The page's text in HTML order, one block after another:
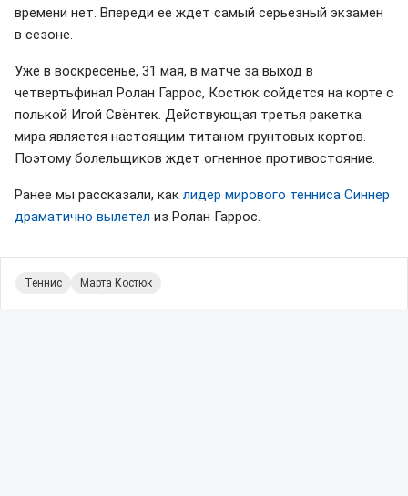
времени нет. Впереди ее ждет самый серьезный экзамен
в сезоне.
Уже в воскресенье, 31 мая, в матче за выход в
четвертьфинал Ролан Гаррос, Костюк сойдется на корте с
полькой Игой Свёнтек. Действующая третья ракетка
мира является настоящим титаном грунтовых кортов.
Поэтому болельщиков ждет огненное противостояние.
Ранее мы рассказали, как лидер мирового тенниса Синнер
драматично вылетел из Ролан Гаррос.
Теннис Марта Костюк